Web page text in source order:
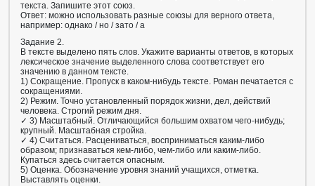
текста. Запишите этот союз.
Ответ: можно использовать разные союзы для верного ответа,
например: однако / но / зато / а
Задание 2.
В тексте выделено пять слов. Укажите варианты ответов, в которых
лексическое значение выделенного слова соответствует его
значению в данном тексте.
1) Сокращение. Пропуск в каком-нибудь тексте. Роман печатается с
сокращениями.
2) Режим. Точно установленный порядок жизни, дел, действий
человека. Строгий режим дня.
✓ 3) Масштабный. Отличающийся большим охватом чего-нибудь;
крупный. Масштабная стройка.
✓ 4) Считаться. Расцениваться, восприниматься каким-либо
образом; признаваться кем-либо, чем-либо или каким-либо.
Купаться здесь считается опасным.
5) Оценка. Обозначение уровня знаний учащихся, отметка.
Выставлять оценки.